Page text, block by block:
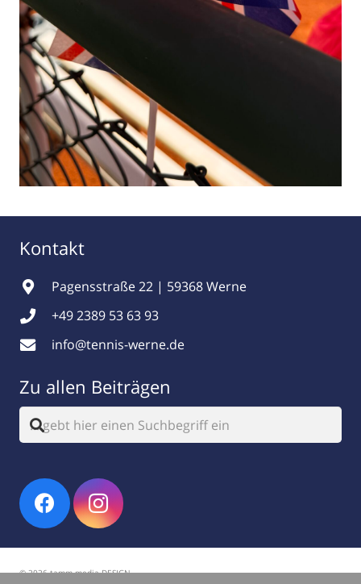
Kontakt
Pagensstraße 22 | 59368 Werne
+49 2389 53 63 93
info@tennis-werne.de
Zu allen Beiträgen
© 2026 tamm.media DESIGN